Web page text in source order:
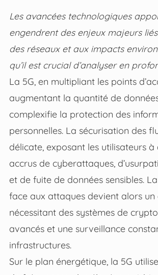
Les avancées technologiques
engendrent des enjeux majeurs
des réseaux et aux impacts
qu’il est crucial d’analyser en
La 5G, en multipliant les points
augmentant la quantité de
complexifie la protection des
personnelles. La sécurisation des
délicate, exposant les utilisateurs à
accrus de cyberattaques,
et de fuite de données sensibles.
face aux attaques devient alors un
nécessitant des systèmes de
avancés et une surveillance
infrastructures.
Sur le plan énergétique, la 5G